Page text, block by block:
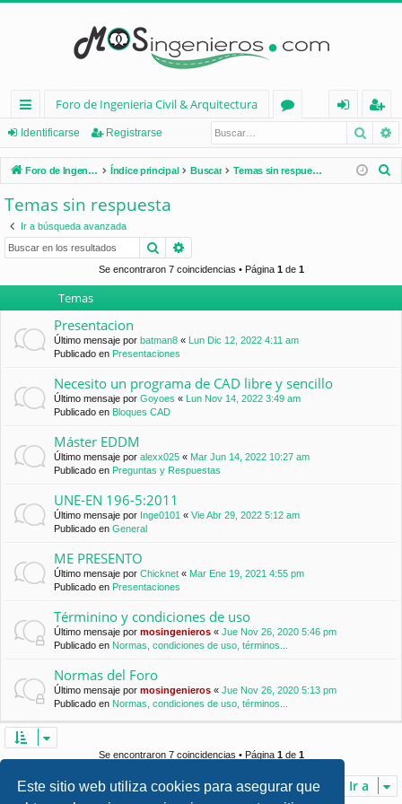
Este sitio web utiliza cookies para asegurar que
nl
ac
es
rá
pi
Foro de Ingenieria Civil & Arquitectura
os
nt
ifi
eg
ist
ra
Identificarse Registrarse
Foro de Ingenieria Civil & Arquitectura Índice principal Buscar Temas sin respuesta
Temas sin respuesta
Ir a búsqueda avanzada
Buscar
Se encontraron 7 coincidencias • Página 1de 1
Temas
Presentacion
Último mensaje por batman8 «
Lun Dic 12, 2022 4:11 am
Publicado en Presentaciones
Necesito un programa de CAD libre y sencillo
Último mensaje por Goyoes «
Lun Nov 14, 2022 3:49 am
Publicado en Bloques CAD
Máster EDDM
Último mensaje por alexx025 « Mar Jun 14, 2022 10:27 am
Publicado en Preguntas y Respuestas
UNE-EN 196-5:2011
Último mensaje por Inge0101 « Vie Abr 29, 2022 5:12 am
Publicado en General
ME PRESENTO
Último mensaje por Chicknet « Mar Ene 19, 2021 4:55 pm
Publicado en Presentaciones
Términino y condiciones de uso
Último mensaje por mosingenieros « Jue Nov 26, 2020 5:46 pm
Publicado en Normas, condiciones de uso, términos...
Normas del Foro
Último mensaje por mosingenieros « Jue Nov 26, 2020 5:13 pm
Publicado en Normas, condiciones de uso, términos...
Se encontraron 7 coincidencias • Página 1de 1
Ir a